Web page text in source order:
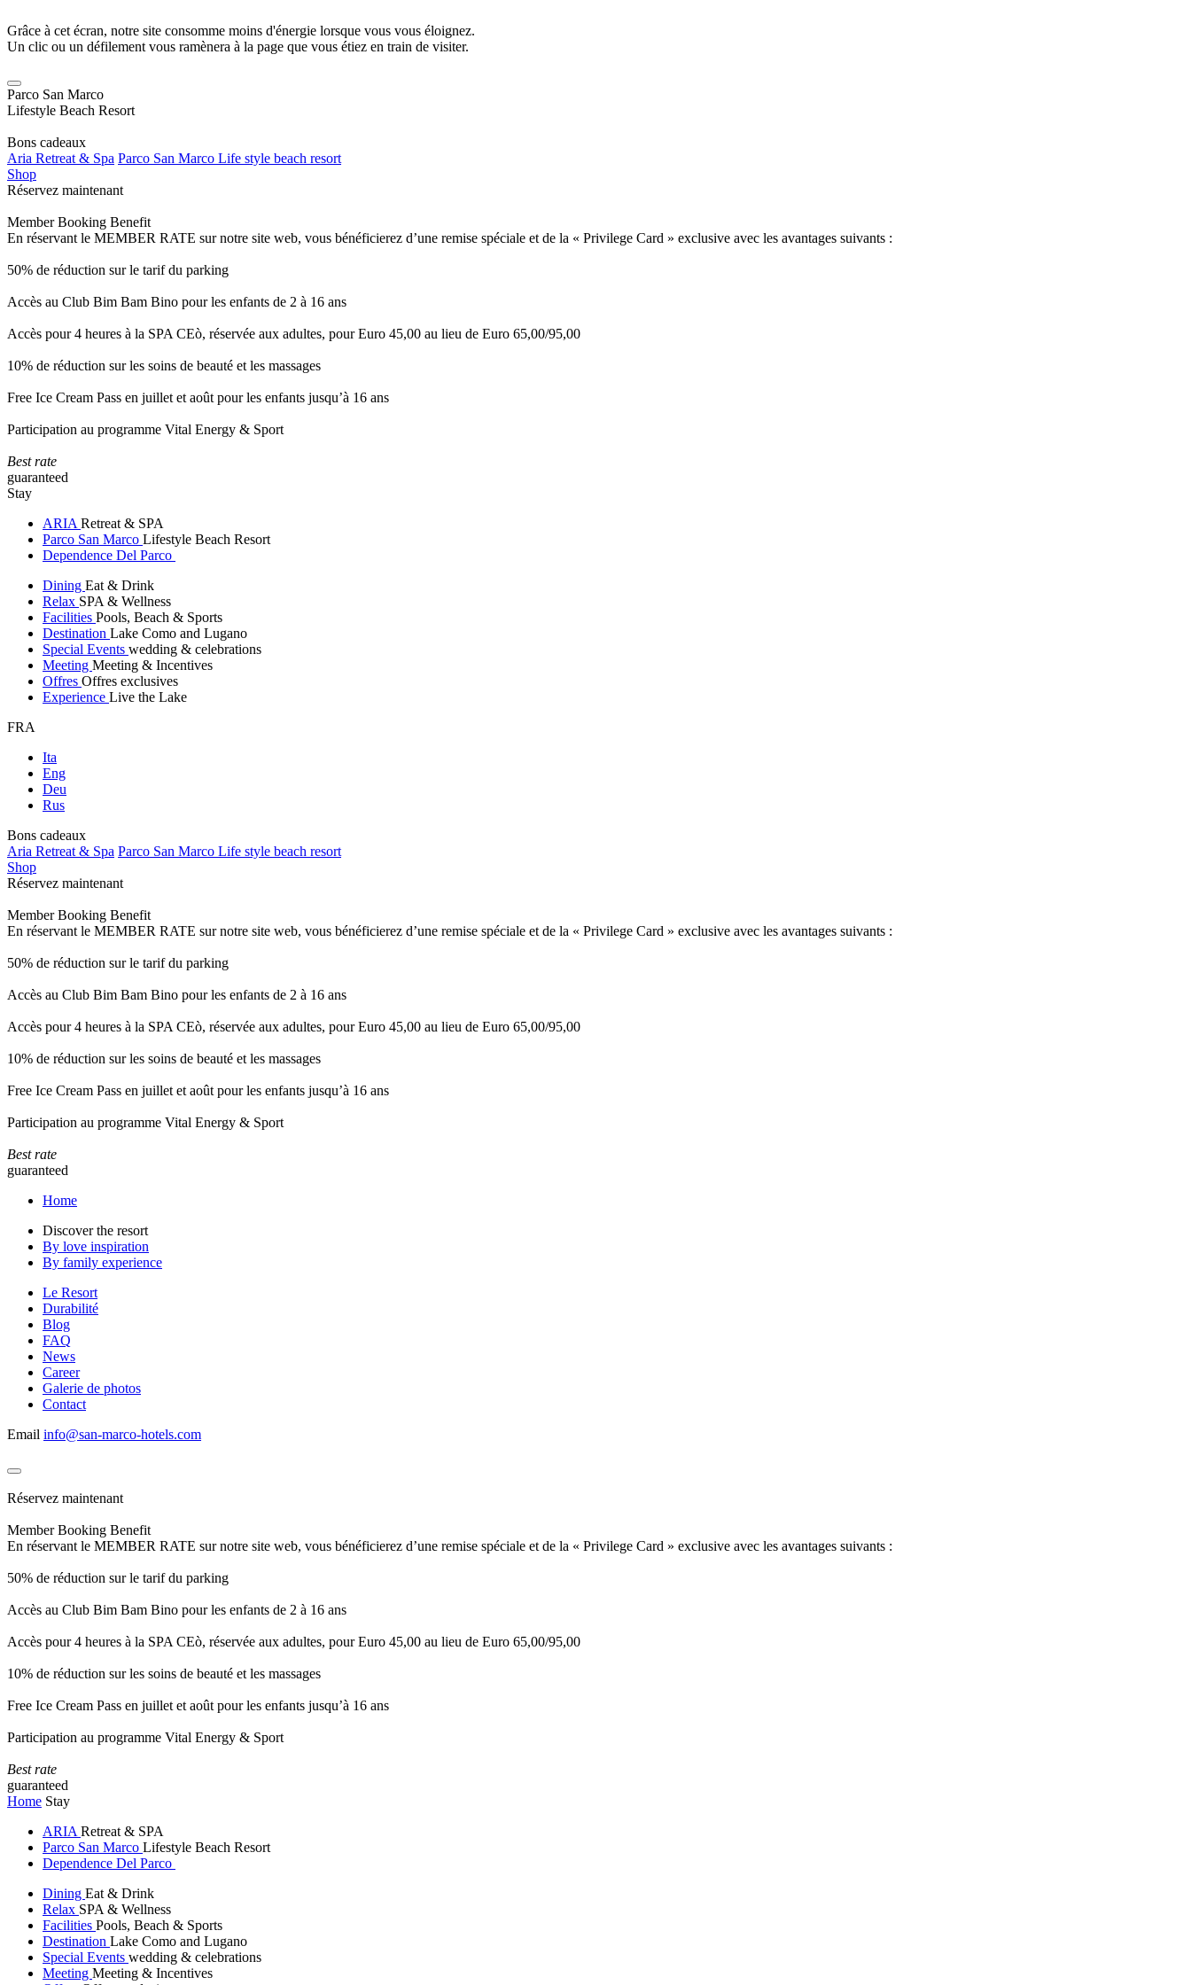
Grâce à cet écran, notre site consomme moins d'énergie lorsque vous vous éloignez.
Un clic ou un défilement vous ramènera à la page que vous étiez en train de visiter.
Parco San Marco
Lifestyle Beach Resort
Bons cadeaux
Aria Retreat & Spa Parco San Marco Life style beach resort
Shop
Réservez maintenant
Member Booking Benefit
En réservant le MEMBER RATE sur notre site web, vous bénéficierez d’une remise spéciale et de la « Privilege Card » exclusive avec les avantages suivants :
50% de réduction sur le tarif du parking
Accès au Club Bim Bam Bino pour les enfants de 2 à 16 ans
Accès pour 4 heures à la SPA CEò, réservée aux adultes, pour Euro 45,00 au lieu de Euro 65,00/95,00
10% de réduction sur les soins de beauté et les massages
Free Ice Cream Pass en juillet et août pour les enfants jusqu’à 16 ans
Participation au programme Vital Energy & Sport
Best rate
guaranteed
Stay
ARIA Retreat & SPA
Parco San Marco Lifestyle Beach Resort
Dependence Del Parco
Dining Eat & Drink
Relax SPA & Wellness
Facilities Pools, Beach & Sports
Destination Lake Como and Lugano
Special Events wedding & celebrations
Meeting Meeting & Incentives
Offres Offres exclusives
Experience Live the Lake
FRA
Ita
Eng
Deu
Rus
Bons cadeaux
Aria Retreat & Spa Parco San Marco Life style beach resort
Shop
Réservez maintenant
Member Booking Benefit
En réservant le MEMBER RATE sur notre site web, vous bénéficierez d’une remise spéciale et de la « Privilege Card » exclusive avec les avantages suivants :
50% de réduction sur le tarif du parking
Accès au Club Bim Bam Bino pour les enfants de 2 à 16 ans
Accès pour 4 heures à la SPA CEò, réservée aux adultes, pour Euro 45,00 au lieu de Euro 65,00/95,00
10% de réduction sur les soins de beauté et les massages
Free Ice Cream Pass en juillet et août pour les enfants jusqu’à 16 ans
Participation au programme Vital Energy & Sport
Best rate
guaranteed
Home
Discover the resort
By love inspiration
By family experience
Le Resort
Durabilité
Blog
FAQ
News
Career
Galerie de photos
Contact
Email info@san-marco-hotels.com
Réservez maintenant
Member Booking Benefit
En réservant le MEMBER RATE sur notre site web, vous bénéficierez d’une remise spéciale et de la « Privilege Card » exclusive avec les avantages suivants :
50% de réduction sur le tarif du parking
Accès au Club Bim Bam Bino pour les enfants de 2 à 16 ans
Accès pour 4 heures à la SPA CEò, réservée aux adultes, pour Euro 45,00 au lieu de Euro 65,00/95,00
10% de réduction sur les soins de beauté et les massages
Free Ice Cream Pass en juillet et août pour les enfants jusqu’à 16 ans
Participation au programme Vital Energy & Sport
Best rate
guaranteed
Home Stay
ARIA Retreat & SPA
Parco San Marco Lifestyle Beach Resort
Dependence Del Parco
Dining Eat & Drink
Relax SPA & Wellness
Facilities Pools, Beach & Sports
Destination Lake Como and Lugano
Special Events wedding & celebrations
Meeting Meeting & Incentives